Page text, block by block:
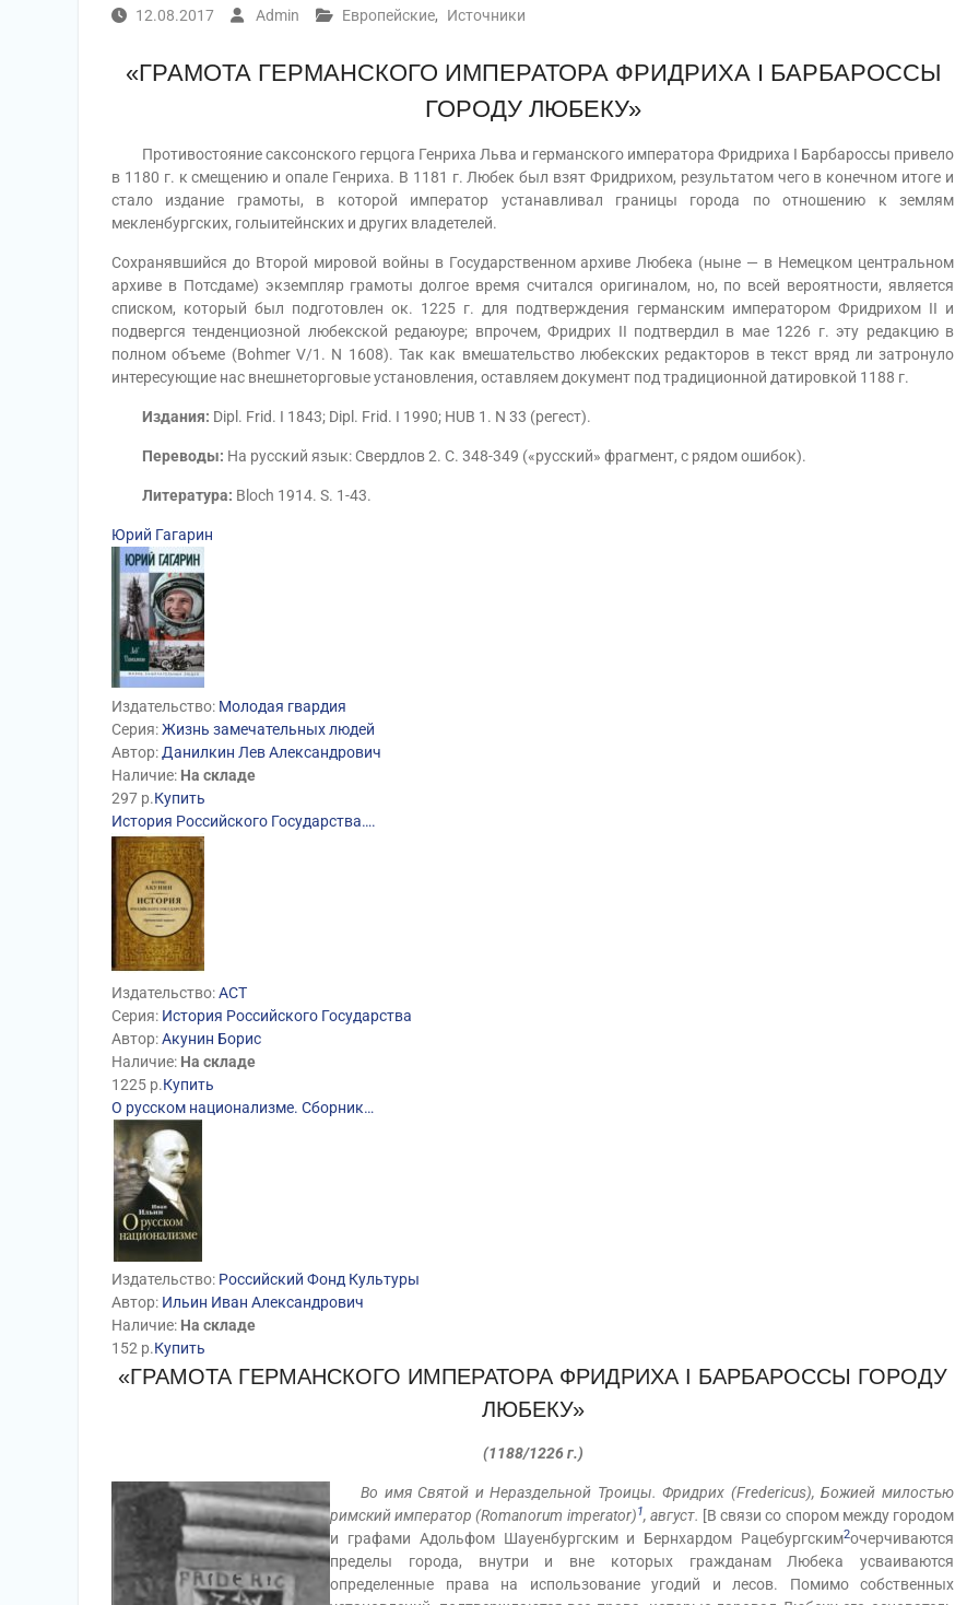
12.08.2017 Admin Европейские, Источники
«ГРАМОТА ГЕРМАНСКОГО ИМПЕРАТОРА ФРИДРИХА I БАРБАРОССЫ
ГОРОДУ ЛЮБЕКУ»
Противостояние саксонского герцога Генриха Льва и германского императора Фридриха I Барбароссы привело
в 1180 г. к смещению и опале Генриха. В 1181 г. Любек был взят Фридрихом, результатом чего в конечном итоге и
стало издание грамоты, в которой император устанавливал границы города по отношению к землям
мекленбургских, голыитейнских и других владетелей.
Сохранявшийся до Второй мировой войны в Государственном архиве Любека (ныне — в Немецком центральном
архиве в Потсдаме) экземпляр грамоты долгое время считался оригиналом, но, по всей вероятности, является
списком, который был подготовлен ок. 1225 г. для подтверждения германским императором Фридрихом II и
подвергся тенденциозной любекской редаюуре; впрочем, Фридрих II подтвердил в мае 1226 г. эту редакцию в
полном объеме (Bohmer V/1. N 1608). Так как вмешательство любекских редакторов в текст вряд ли затронуло
интересующие нас внешнеторговые установления, оставляем документ под традиционной датировкой 1188 г.
Издания: Dipl. Frid. I 1843; Dipl. Frid. I 1990; HUB 1. N 33 (регест).
Переводы: На русский язык: Свердлов 2. С. 348-349 («русский» фрагмент, с рядом ошибок).
Литература: Bloch 1914. S. 1-43.
Юрий Гагарин
Издательство: Молодая гвардия
Серия:Жизнь замечательных людей
Автор: Данилкин Лев Александрович
Наличие: На складе
297 р.Купить
История Российского Государства….
Издательство:АСТ
Серия: История Российского Государства
Автор:Акунин Борис
Наличие: На складе
1225 р.Купить
О русском национализме. Сборник…
Издательство: Российский Фонд Культуры
Автор: Ильин Иван Александрович
Наличие: На складе
152 р.Купить
«ГРАМОТА ГЕРМАНСКОГО ИМПЕРАТОРА ФРИДРИХА I БАРБАРОССЫ ГОРОДУ
ЛЮБЕКУ»
(1188/1226 г.)
Во имя Святой и Нераздельной Троицы. Фридрих (Fredericus), Божией милостью
римский император (Romanorum imperator)1, август. [В связи со спором между городом
и графами Адольфом Шауенбургским и Бернхардом Рацебургским2очерчиваются
пределы города, внутри и вне которых гражданам Любека усваиваются
определенные права на использование угодий и лесов. Помимо собственных